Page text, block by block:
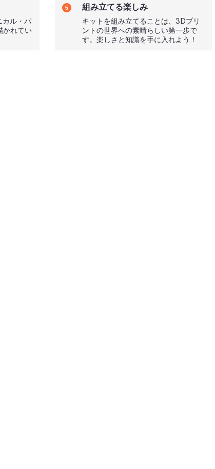
カル・パ
かれてい
5 組み立てる楽しみ
キットを組み立てることは、3Dプリ
ントの世界への素晴らしい第一歩で
す。楽しさと知識を手に入れよう！